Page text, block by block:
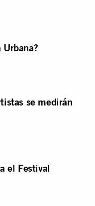
se medirán
el Festival